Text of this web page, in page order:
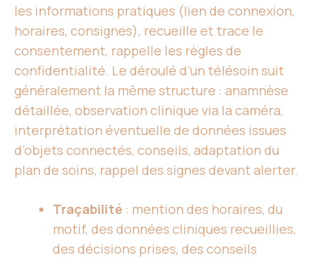
les informations pratiques (lien de connexion,
horaires, consignes), recueille et trace le
consentement, rappelle les règles de
confidentialité. Le déroulé d’un télésoin suit
généralement la même structure : anamnèse
détaillée, observation clinique via la caméra,
interprétation éventuelle de données issues
d’objets connectés, conseils, adaptation du
plan de soins, rappel des signes devant alerter.
Traçabilité : mention des horaires, du
motif, des données cliniques recueillies,
des décisions prises, des conseils